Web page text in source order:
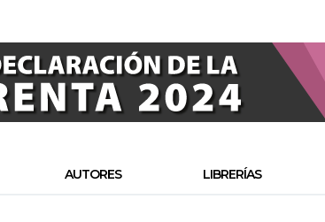
AUTORES LIBRERÍAS